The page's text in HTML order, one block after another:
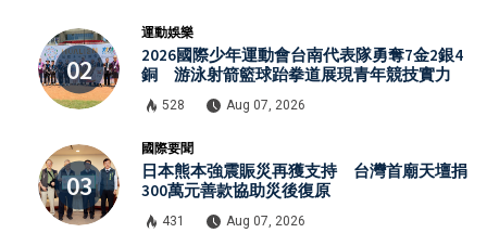
運動娛樂
2026國際少年運動會台南代表隊勇奪7金2銀4
銅 游泳射箭籃球跆拳道展現青年競技實力
528 Aug 07, 2026
國際要聞
日本熊本強震賑災再獲支持 台灣首廟天壇捐
300萬元善款協助災後復原
431 Aug 07, 2026